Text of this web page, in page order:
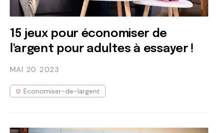
15 jeux pour économiser de
l'argent pour adultes à essayer !
MAI 20 2023
Economiser-de-largent